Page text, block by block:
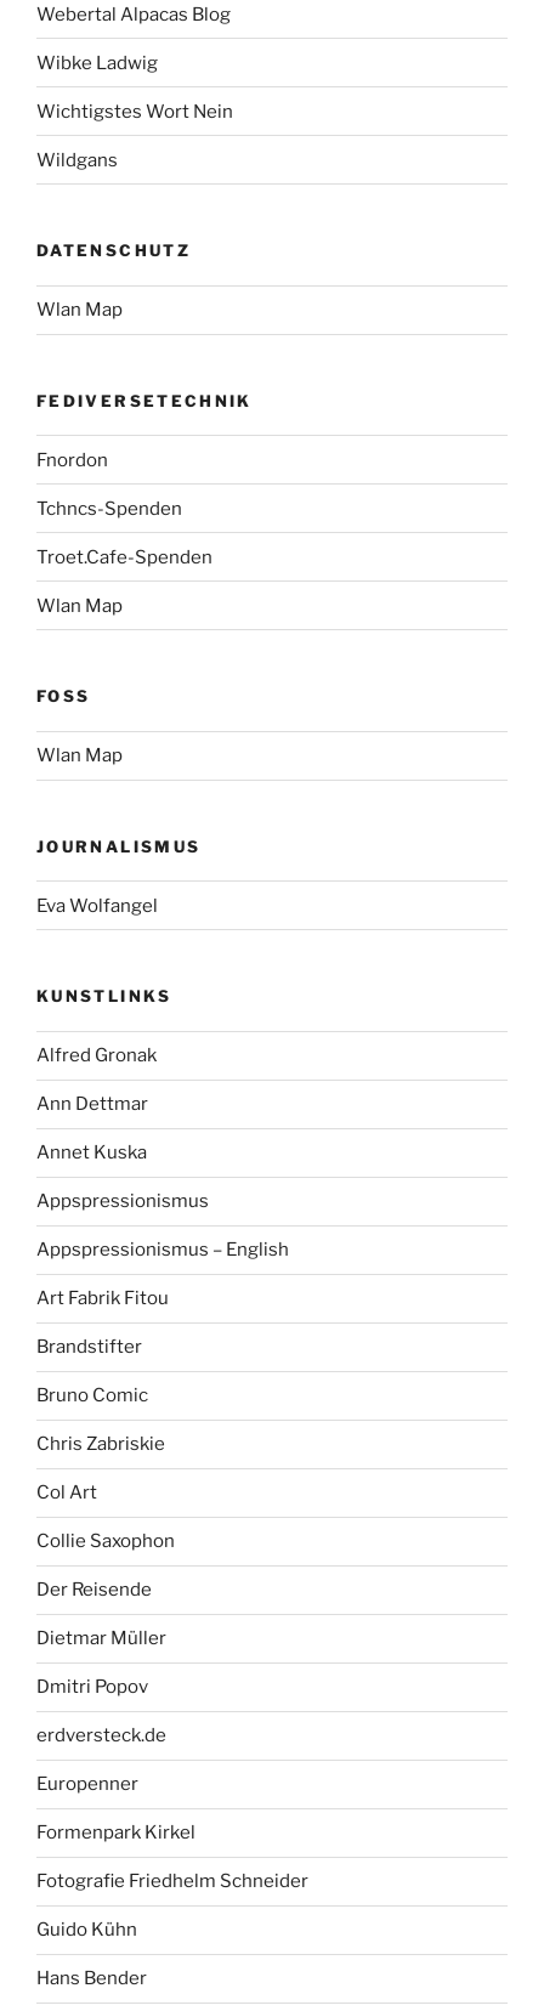
Webertal Alpacas Blog
Wibke Ladwig
Wichtigstes Wort Nein
Wildgans
DATENSCHUTZ
Wlan Map
FEDIVERSETECHNIK
Fnordon
Tchncs-Spenden
Troet.Cafe-Spenden
Wlan Map
FOSS
Wlan Map
JOURNALISMUS
Eva Wolfangel
KUNSTLINKS
Alfred Gronak
Ann Dettmar
Annet Kuska
Appspressionismus
Appspressionismus – English
Art Fabrik Fitou
Brandstifter
Bruno Comic
Chris Zabriskie
Col Art
Collie Saxophon
Der Reisende
Dietmar Müller
Dmitri Popov
erdversteck.de
Europenner
Formenpark Kirkel
Fotografie Friedhelm Schneider
Guido Kühn
Hans Bender